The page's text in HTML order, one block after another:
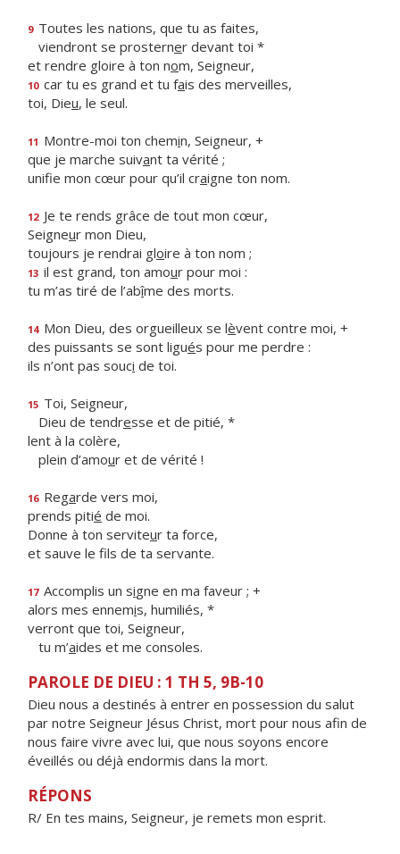
9 Toutes les nations, que tu as faites,
viendront se prosterner devant toi *
et rendre gloire à ton nom, Seigneur,
10 car tu es grand et tu fais des merveilles,
toi, Dieu, le seul.
11 Montre-moi ton chemin, Seigneur, +
que je marche suivant ta vérité ;
unifie mon cœur pour qu’il craigne ton nom.
12 Je te rends grâce de tout mon cœur,
Seigneur mon Dieu,
toujours je rendrai gloire à ton nom ;
13 il est grand, ton amour pour moi :
tu m’as tiré de l’abîme des morts.
14 Mon Dieu, des orgueilleux se lèvent contre moi, +
des puissants se sont ligués pour me perdre :
ils n’ont pas souci de toi.
15 Toi, Seigneur,
Dieu de tendresse et de pitié, *
lent à la colère,
plein d’amour et de vérité !
16 Regarde vers moi,
prends pitié de moi.
Donne à ton serviteur ta force,
et sauve le fls de ta servante.
17 Accomplis un signe en ma faveur ; +
alors mes ennemis, humiliés, *
verront que toi, Seigneur,
tu m’aides et me consoles.
PAROLE DE DIEU : 1 TH 5, 9B-10
Dieu nous a destinés à entrer en possession du salut
par notre Seigneur Jésus Christ, mort pour nous afin de
nous faire vivre avec lui, que nous soyons encore
éveillés ou déjà endormis dans la mort.
RÉPONS
R/ En tes mains, Seigneur, je remets mon esprit.